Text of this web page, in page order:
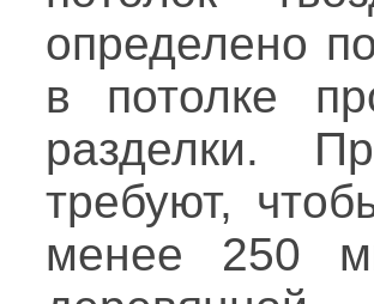
определено
в потолке
разделки.
требуют,
менее 250